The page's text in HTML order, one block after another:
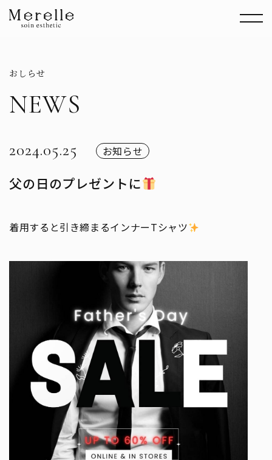
おしらせ
NEWS
2024.05.25 お知らせ
父の日のプレゼントに
着用すると引き締まるインナーTシャツ